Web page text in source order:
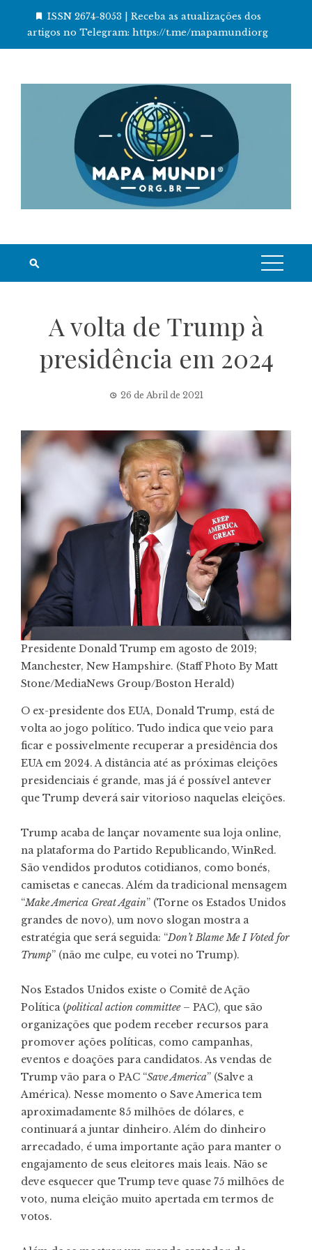
ISSN 2674-8053 | Receba as atualizações dos
artigos no Telegram: https://t.me/mapamundiorg
A volta de Trump à
presidência em 2024
26 de Abril de 2021
Presidente Donald Trump em agosto de 2019;
Manchester, New Hampshire. (Staff Photo By Matt
Stone/MediaNews Group/Boston Herald)
O ex-presidente dos EUA, Donald Trump, está de
volta ao jogo político. Tudo indica que veio para
ficar e possivelmente recuperar a presidência dos
EUA em 2024. A distância até as próximas eleições
presidenciais é grande, mas já é possível antever
que Trump deverá sair vitorioso naquelas eleições.
Trump acaba de lançar novamente sua loja online,
na plataforma do Partido Republicando, WinRed.
São vendidos produtos cotidianos, como bonés,
camisetas e canecas. Além da tradicional mensagem
“Make America Great Again” (Torne os Estados Unidos
grandes de novo), um novo slogan mostra a
estratégia que será seguida: “Don’t Blame Me I Voted for
Trump” (não me culpe, eu votei no Trump).
Nos Estados Unidos existe o Comitê de Ação
Política (political action committee– PAC), que são
organizações que podem receber recursos para
promover ações políticas, como campanhas,
eventos e doações para candidatos. As vendas de
Trump vão para o PAC “Save America” (Salve a
América). Nesse momento o Save America tem
aproximadamente 85 milhões de dólares, e
continuará a juntar dinheiro. Além do dinheiro
arrecadado, é uma importante ação para manter o
engajamento de seus eleitores mais leais. Não se
deve esquecer que Trump teve quase 75 milhões de
voto, numa eleição muito apertada em termos de
votos.